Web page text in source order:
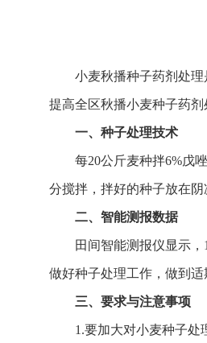
小麦秋播种子药剂处
提高全区秋播小麦种子药
一、种子处理技术
每20公斤麦种拌6%戊
分搅拌，拌好的种子放在阴
二、智能测报数据
田间智能测报仪显示
做好种子处理工作，做到适
三、要求与注意事项
1.要加大对小麦种子